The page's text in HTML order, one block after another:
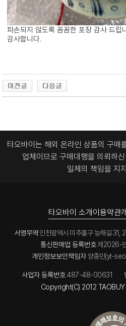
파손되지 않도록 꼼꼼한 포장 감사 드립
감사합니다.
타오바이는 해외 온라인 상품의 구매
업체이므로 구매대행을 의뢰하
일체의 책임을 지
타오바이 소개이용약관
서영무역 인천광역시 미추홀구 능해길 31,
통신판매업 등록번호제2026-
개인정보보안책임자 양종민(yt-
사업자 등록번호487-48-00631
Copyright(C) 2012